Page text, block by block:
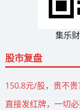
集乐
股市复盘
150.8元/股，贵不贵
直接发红牌，一切